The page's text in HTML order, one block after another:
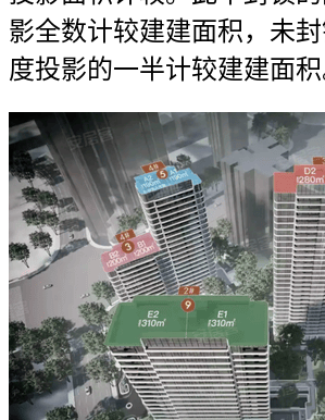
影全数计较建建面积，未
度投影的一半计较建建面积